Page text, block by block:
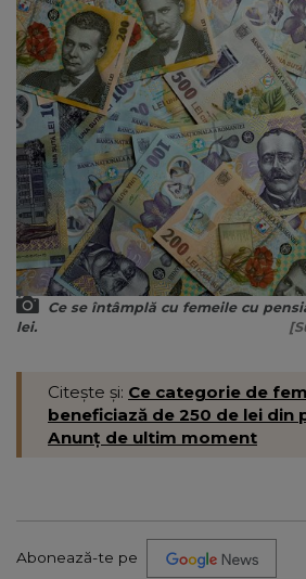
Ce se întâmplă cu femeile cu
lei.
Citește și: Ce categorie de
beneficiază de 250 de lei din
Anunț de ultim moment
Abonează-te pe